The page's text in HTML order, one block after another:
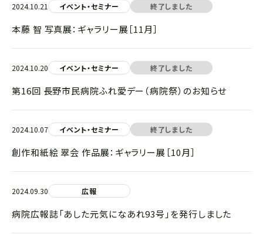
2024.10.21 イベント・セミナー 終了しました
本藤 智 写真展：ギャラリー展［11月］
2024.10.20 イベント・セミナー 終了しました
第16回 長野市民病院ふれ愛デー（病院祭）のお知らせ
2024.10.07 イベント・セミナー 終了しました
創作和紙絵 翠会 作品展：ギャラリー展［10月］
2024.09.30 広報
病院広報誌「あした元気になあれ93号」を発行しました